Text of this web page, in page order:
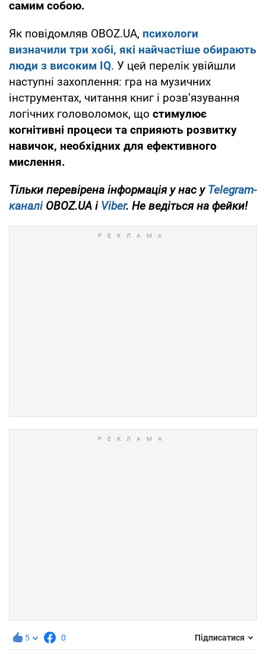
самим собою.
Як повідомляв OBOZ.UA, психологи
визначили три хобі, які найчастіше обирають
люди з високим IQ. У цей перелік увійшли
наступні захоплення: гра на музичних
інструментах, читання книг і розв’язування
логічних головоломок, що стимулює
когнітивні процеси та сприяють розвитку
навичок, необхідних для ефективного
мислення.
Тільки перевірена інформація у нас уTelegram-
каналіOBOZ.UA і Viber. Не ведіться на фейки!
5 0 Підписатися